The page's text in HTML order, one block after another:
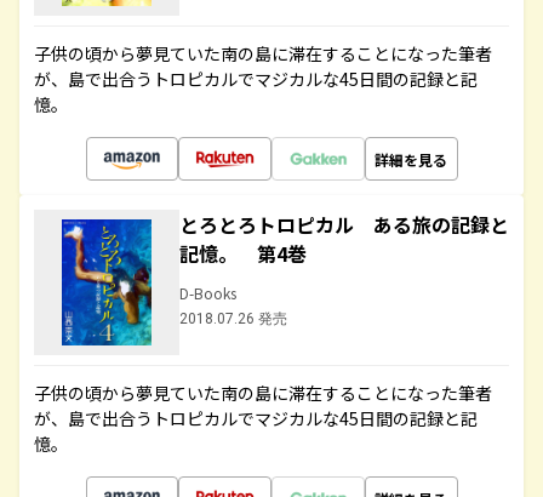
子供の頃から夢見ていた南の島に滞在することになった筆者
が、島で出合うトロピカルでマジカルな45日間の記録と記
憶。
詳細を見る
とろとろトロピカル ある旅の記録と
記憶。 第4巻
D-Books
2018.07.26 発売
子供の頃から夢見ていた南の島に滞在することになった筆者
が、島で出合うトロピカルでマジカルな45日間の記録と記
憶。